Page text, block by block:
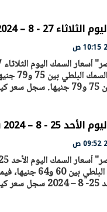
8 – 2024 في السوق المصري
في السوق المصري
قشر